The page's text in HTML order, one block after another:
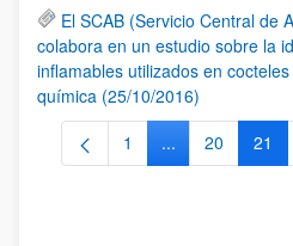
El SCAB (Servicio Central de
colabora en un estudio sobre la
inflamables utilizados en
química (25/10/2016)
Página
1 ...PáginasPágina
20 21